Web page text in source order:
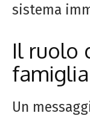
sistema
Il ruolo
famiglia
Un